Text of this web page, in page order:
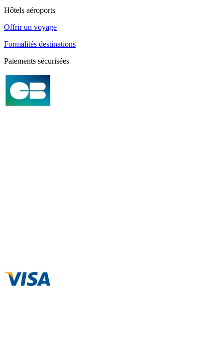
Hôtels aéroports
Offrir un voyage
Formalités destinations
Paiements sécurisées